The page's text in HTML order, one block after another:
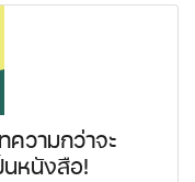
วามกว่าจะ
หนังสือ!